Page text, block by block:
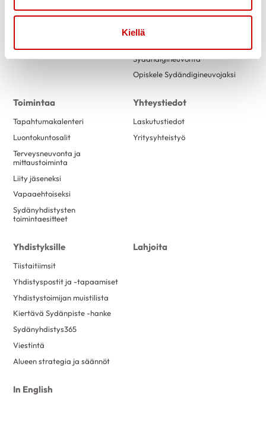
Kiellä
Verenpaine
Verkkoluennot
Sydändigineuvonta
Opiskele Sydändigineuvojaksi
Toimintaa
Tapahtumakalenteri
Luontokuntosalit
Terveysneuvonta ja
mittaustoiminta
Liity jäseneksi
Vapaaehtoiseksi
Sydänyhdistysten
toimintaesitteet
Yhteystiedot
Laskutustiedot
Yritysyhteistyö
Yhdistyksille
Tiistaitiimsit
Yhdistyspostit ja -tapaamiset
Yhdistystoimijan muistilista
Kiertävä Sydänpiste -hanke
Sydänyhdistys365
Viestintä
Alueen strategia ja säännöt
Lahjoita
In English